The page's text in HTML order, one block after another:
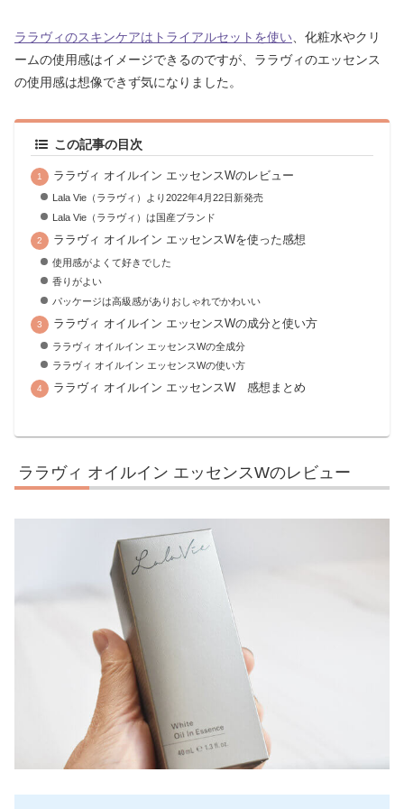
ララヴィのスキンケアはトライアルセットを使い 、化粧水やクリ
ームの使用感はイメージできるのですが、ララヴィのエッセンス
の使用感は想像できず気になりました。
この記事の目次
ララヴィ オイルイン エッセンスWのレビュー
Lala Vie（ララヴィ）より2022年4月22日新発売
Lala Vie（ララヴィ）は国産ブランド
ララヴィ オイルイン エッセンスWを使った感想
使用感がよくて好きでした
香りがよい
パッケージは高級感がありおしゃれでかわいい
ララヴィ オイルイン エッセンスWの成分と使い方
ララヴィ オイルイン エッセンスWの全成分
ララヴィ オイルイン エッセンスWの使い方
ララヴィ オイルイン エッセンスW 感想まとめ
ララヴィ オイルイン エッセンスWのレビュー